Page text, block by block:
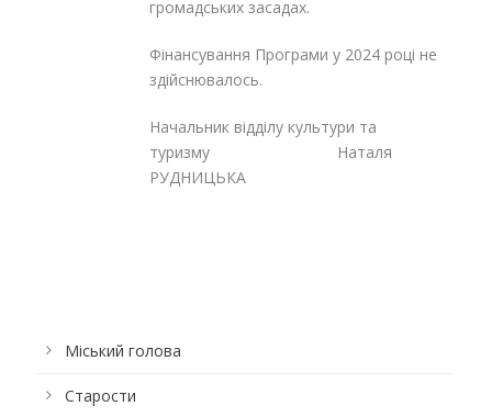
громадських засадах.
Фінансування Програми у 2024 році не
здійснювалось.
Начальник відділу культури та
туризму Наталя
РУДНИЦЬКА
Міський голова
Старости